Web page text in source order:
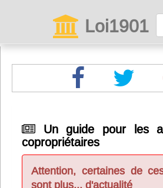
Loi1901
Menu général
ServiceAsso
Un guide pour les
copropriétaires
Attention, certaines de
sont plus... d'actualité